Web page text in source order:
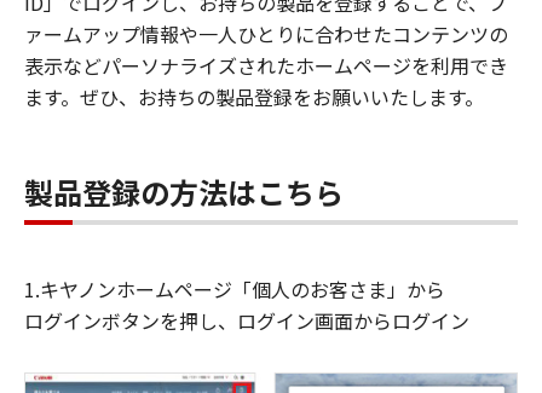
ァームアップ情報や一人ひとりに合わせたコンテンツの
表示などパーソナライズされたホームページを利用でき
ます。ぜひ、お持ちの製品登録をお願いいたします。
製品登録の方法はこちら
1.キヤノンホームページ「個人のお客さま」から
ログインボタンを押し、ログイン画面からログイン